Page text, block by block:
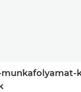
munkafolyamat-